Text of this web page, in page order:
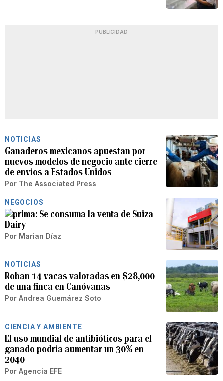
PUBLICIDAD
NOTICIAS
Ganaderos mexicanos apuestan por
nuevos modelos de negocio ante cierre
de envíos a Estados Unidos
Por The Associated Press
NEGOCIOS
Se consuma la venta de Suiza
Dairy
Por Marian Díaz
NOTICIAS
Roban 14 vacas valoradas en $28,000
de una finca en Canóvanas
Por Andrea Guemárez Soto
CIENCIA Y AMBIENTE
El uso mundial de antibióticos para el
ganado podría aumentar un 30% en
2040
Por Agencia EFE